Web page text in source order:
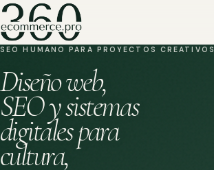
SEO HUMANO PARA PROYECTOS CREATIVOS
Diseño web,
SEO y sistemas
digitales para
cultura,